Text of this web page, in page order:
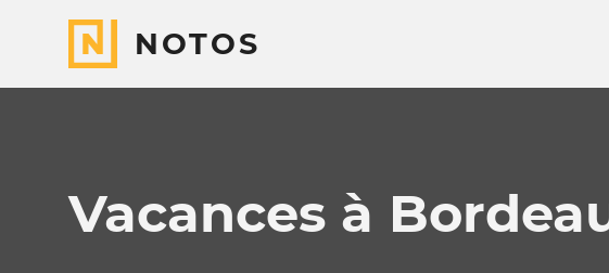
NOTOS
Vacances à